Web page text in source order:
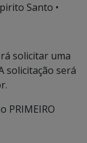
Santo •
solicitar uma
solicitação será
PRIMEIRO